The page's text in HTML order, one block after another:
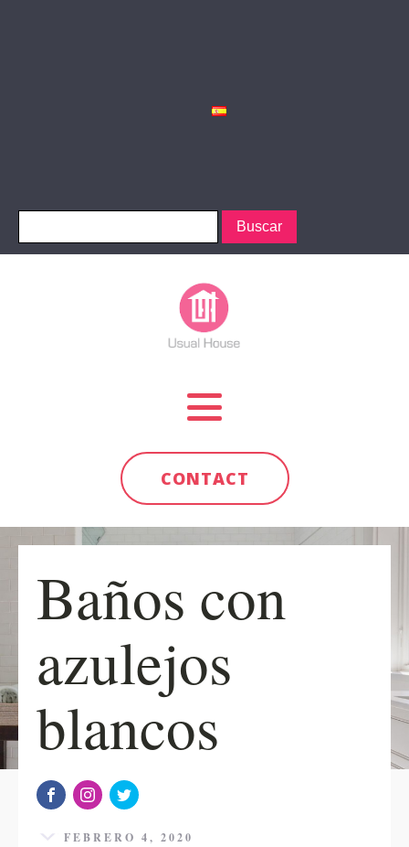
CONTACT
Baños con
azulejos
blancos
FEBRERO 4, 2020